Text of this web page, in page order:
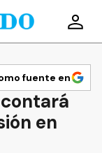
fuente en
en